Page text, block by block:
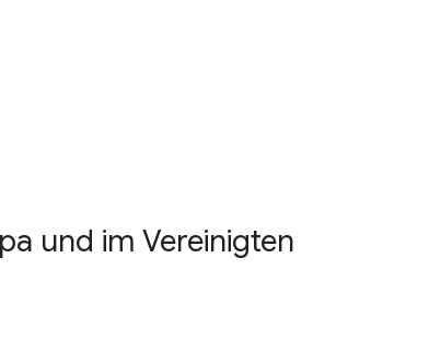
und im Vereinigten